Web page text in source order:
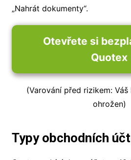
„Nahrát dokumenty“.
Otevřete si
Quotex
(Varování před rizikem:
ohrožen)
Typy obchodních